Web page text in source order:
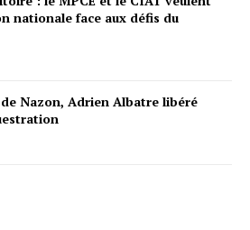
nationale face aux défis du
Nazon, Adrien Albatre libéré